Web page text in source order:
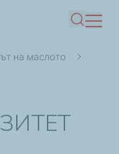
Търсене
на маслото